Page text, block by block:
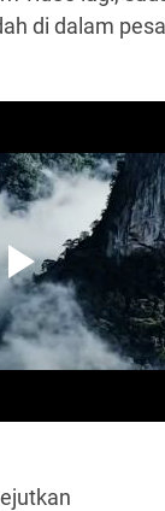
di dalam